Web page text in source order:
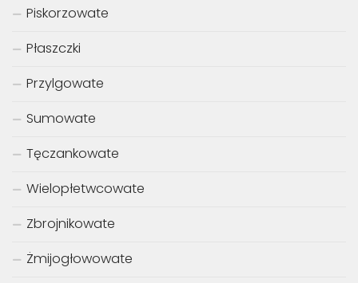
Piskorzowate
Płaszczki
Przylgowate
Sumowate
Tęczankowate
Wielopłetwcowate
Zbrojnikowate
Żmijogłowowate